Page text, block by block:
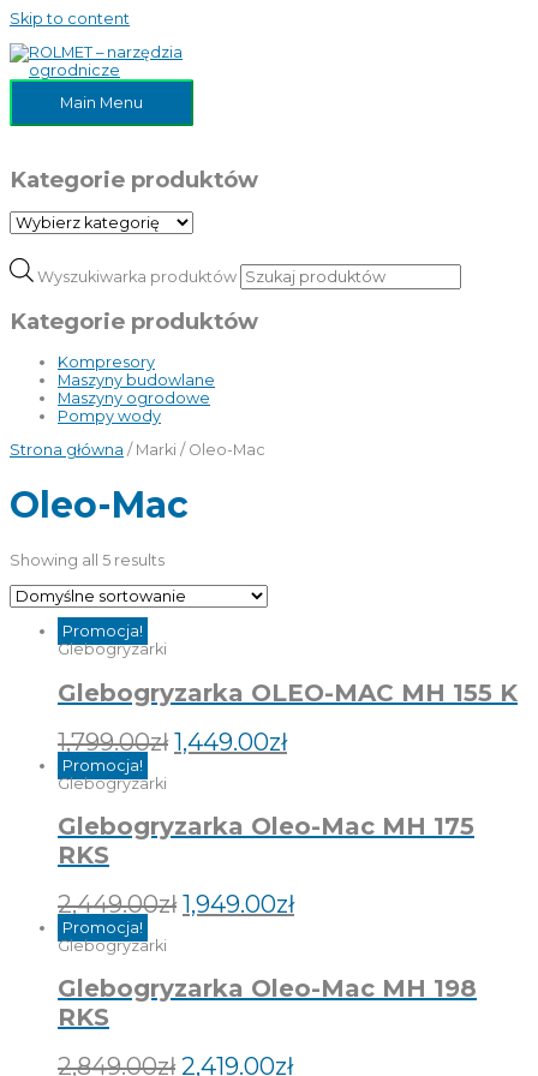
Skip to content
Main Menu
Kategorie produktów
Wyszukiwarka produktów
Kategorie produktów
Kompresory
Maszyny budowlane
Maszyny ogrodowe
Pompy wody
Strona główna / Marki / Oleo-Mac
Oleo-Mac
Showing all 5 results
Promocja!
Glebogryzarki
Glebogryzarka OLEO-MAC MH 155 K
1,799.00zł 1,449.00zł
Promocja!
Glebogryzarki
Glebogryzarka Oleo-Mac MH 175
RKS
2,449.00zł 1,949.00zł
Promocja!
Glebogryzarki
Glebogryzarka Oleo-Mac MH 198
RKS
2,849.00zł 2,419.00zł